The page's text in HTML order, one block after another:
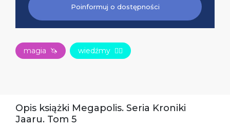
Poinformuj o dostępności
magia 🦄 wiedźmy 🧙‍♀️
Opis książki Megapolis. Seria Kroniki
Jaaru. Tom 5